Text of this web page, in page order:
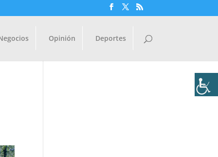
Opinión Deportes